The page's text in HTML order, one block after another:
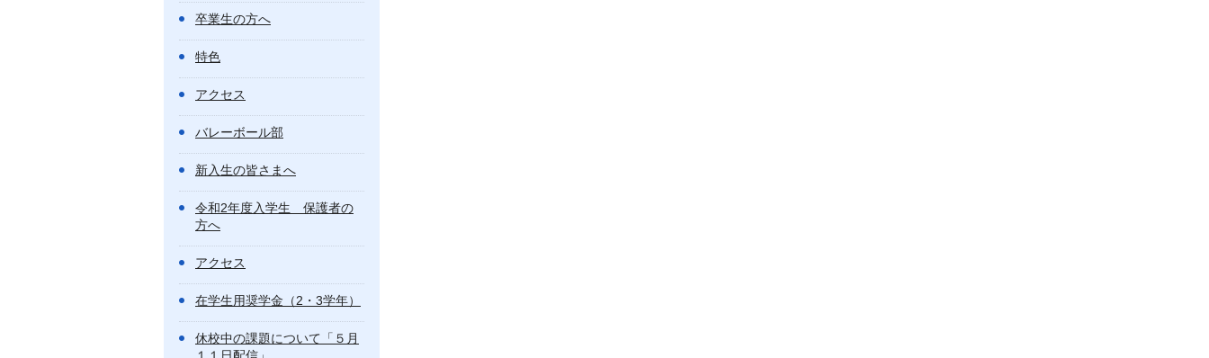
卒業生の方へ
特色
アクセス
バレーボール部
新入生の皆さまへ
令和2年度入学生 保護者の
方へ
アクセス
在学生用奨学金（2・3学年）
休校中の課題について「５月